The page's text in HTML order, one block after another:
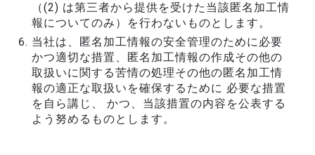
（(2) は第三者から提供を受けた当該匿名加工情
報についてのみ）を行わないものとします。
当社は、匿名加工情報の安全管理のために必要
かつ適切な措置、匿名加工情報の作成その他の
取扱いに関する苦情の処理その他の匿名加工情
報の適正な取扱いを確保するために 必要な措置
を自ら講じ、 かつ、当該措置の内容を公表する
よう努めるものとします。